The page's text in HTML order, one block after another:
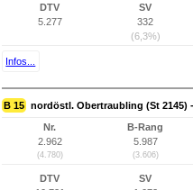
DTV
5.277
SV
332
(6,3%)
Infos...
B 15 nordöstl. Obertraubling (St 2145)
Nr.
2.962
(4.780)
B-Rang
5.987
(3.606)
DTV
SV